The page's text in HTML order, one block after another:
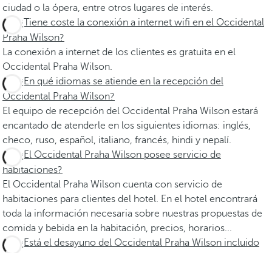
ciudad o la ópera, entre otros lugares de interés.
¿Tiene coste la conexión a internet wifi en el Occidental
Praha Wilson?
La conexión a internet de los clientes es gratuita en el
Occidental Praha Wilson.
¿En qué idiomas se atiende en la recepción del
Occidental Praha Wilson?
El equipo de recepción del Occidental Praha Wilson estará
encantado de atenderle en los siguientes idiomas: inglés,
checo, ruso, español, italiano, francés, hindi y nepalí.
¿El Occidental Praha Wilson posee servicio de
habitaciones?
El Occidental Praha Wilson cuenta con servicio de
habitaciones para clientes del hotel. En el hotel encontrará
toda la información necesaria sobre nuestras propuestas de
comida y bebida en la habitación, precios, horarios...
¿Está el desayuno del Occidental Praha Wilson incluido